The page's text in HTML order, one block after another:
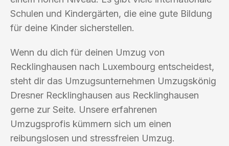
Schulen und Kindergärten, die eine gute Bildung
für deine Kinder sicherstellen.
Wenn du dich für deinen Umzug von
Recklinghausen nach Luxembourg entscheidest,
steht dir das Umzugsunternehmen Umzugskönig
Dresner Recklinghausen aus Recklinghausen
gerne zur Seite. Unsere erfahrenen
Umzugsprofis kümmern sich um einen
reibungslosen und stressfreien Umzug.